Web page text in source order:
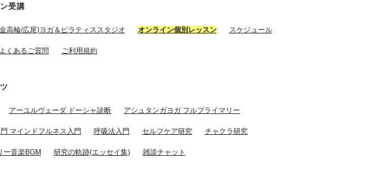
受講
高輪/広尾)ヨガ＆ピラティススタジオ オンライン個別レッスン スケジュール
よくあるご質問 ご利用規約
アーユルヴェーダ ドーシャ診断 アシュタンガヨガ フルプライマリー
マインドフルネス入門 呼吸法入門 セルフケア研究 チャクラ研究
ー音楽BGM 研究の軌跡(エッセイ集) 雑談チャット